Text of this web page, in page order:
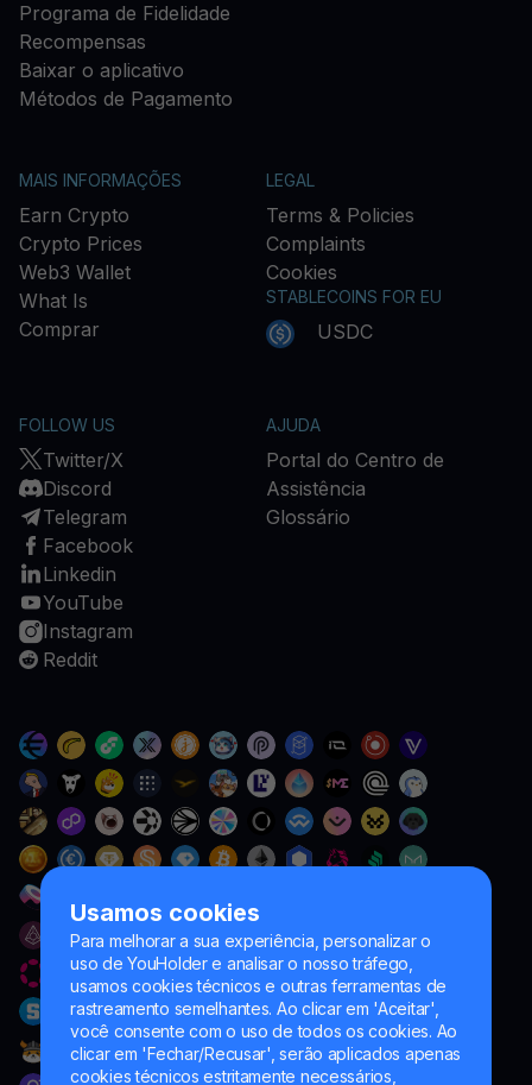
Usamos cookies
Para melhorar a sua experiência, personalizar o
uso de YouHolder e analisar o nosso tráfego,
usamos cookies técnicos e outras ferramentas de
rastreamento semelhantes. Ao clicar em 'Aceitar',
você consente com o uso de todos os cookies. Ao
clicar em 'Fechar/Recusar', serão aplicados apenas
cookies técnicos estritamente necessários,
Programa de Fidelidade
Recompensas
Baixar o aplicativo
Métodos de Pagamento
MAIS INFORMAÇÕES
Earn Crypto
Crypto Prices
Web3 Wallet
What Is
Comprar
LEGAL
Terms & Policies
Complaints
Cookies
STABLECOINS FOR EU
USDC
FOLLOW US
Twitter/X
Discord
Telegram
Facebook
Linkedin
YouTube
Instagram
Reddit
AJUDA
Portal do Centro de
Assistência
Glossário